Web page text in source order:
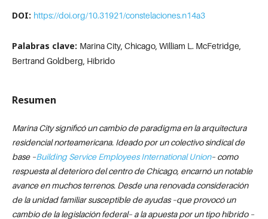
DOI: https://doi.org/10.31921/constelaciones.n14a3
Palabras clave: Marina City, Chicago, William L. McFetridge,
Bertrand Goldberg, Híbrido
Resumen
Marina City significó un cambio de paradigma en la arquitectura
residencial norteamericana. Ideado por un colectivo sindical de
base –Building Service Employees International Union– como
respuesta al deterioro del centro de Chicago, encarnó un notable
avance en muchos terrenos. Desde una renovada consideración
de la unidad familiar susceptible de ayudas –que provocó un
cambio de la legislación federal– a la apuesta por un tipo híbrido –